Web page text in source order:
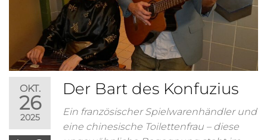
OKT.
26
2025
Der Bart des Konfuzius
Ein französischer Spielwarenhändler und
eine chinesische Toilettenfrau – diese